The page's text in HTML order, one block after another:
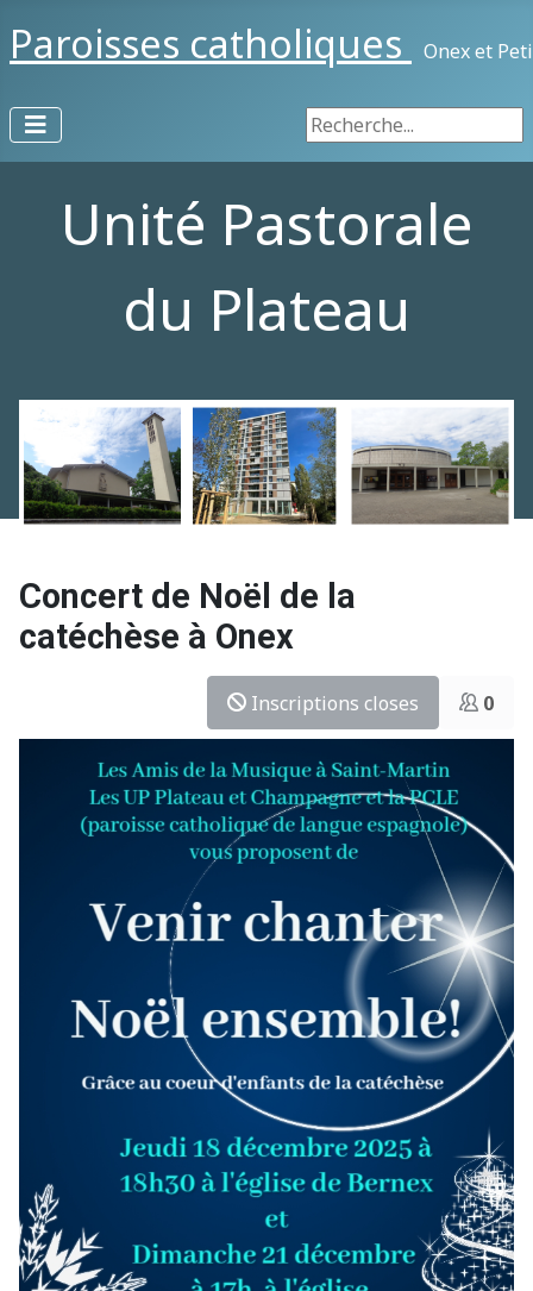
Paroisses catholiques Onex et
Rechercher
Unité Pastorale
du Plateau
Concert de Noël de la
catéchèse à Onex
Inscriptions closes 0